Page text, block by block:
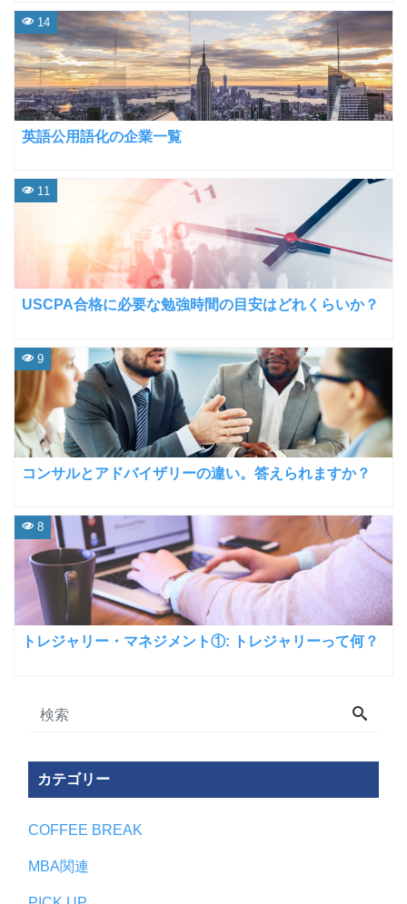
英語公用語化の企業一覧
14
USCPA合格に必要な勉強時間の目安はどれくらいか？
11
コンサルとアドバイザリーの違い。答えられますか？
9
トレジャリー・マネジメント①: トレジャリーって何？
8
カテゴリー
COFFEE BREAK
MBA関連